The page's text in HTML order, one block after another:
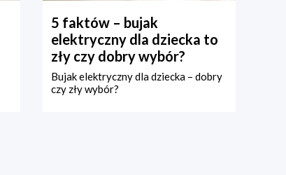
5 faktów – bujak
elektryczny dla dziecka to
zły czy dobry wybór?
Bujak elektryczny dla dziecka – dobry
czy zły wybór?